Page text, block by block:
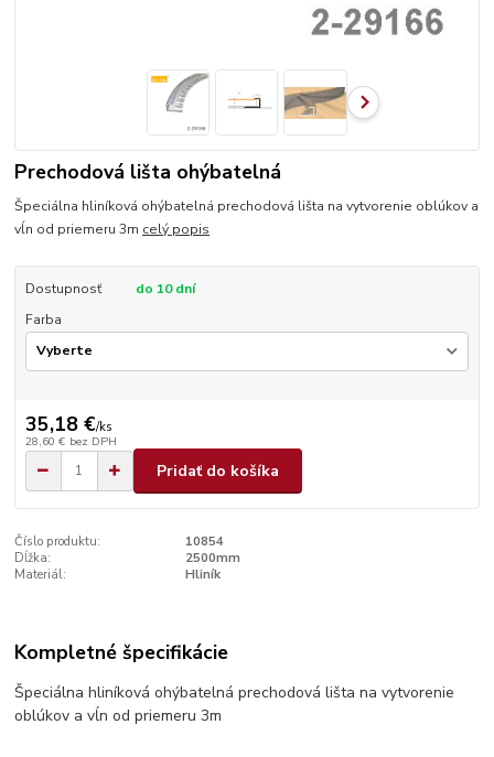
Prechodová lišta ohýbatelná
Špeciálna hliníková ohýbatelná prechodová lišta na vytvorenie oblúkov a
vĺn od priemeru 3m celý popis
Dostupnosť
do 10 dní
Farba
35,18 €/ks
28,60 € bez DPH
Pridať do košíka
Číslo produktu:
10854
Dĺžka:
2500mm
Materiál:
Hliník
Kompletné špecifikácie
Špeciálna hliníková ohýbatelná prechodová lišta na vytvorenie
oblúkov a vĺn od priemeru 3m